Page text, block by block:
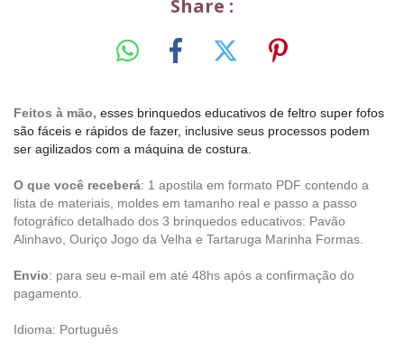
Share :
Feitos à mão, esses brinquedos educativos de feltro super fofos
são fáceis e rápidos de fazer, inclusive seus processos podem
ser agilizados com a máquina de costura.
O que você receberá: 1 apostila em formato PDF contendo a
lista de materiais, moldes em tamanho real e passo a passo
fotográfico detalhado dos 3 brinquedos educativos: Pavão
Alinhavo, Ouriço Jogo da Velha e Tartaruga Marinha Formas.
Envio: para seu e-mail em até 48hs após a confirmação do
pagamento.
Idioma: Português